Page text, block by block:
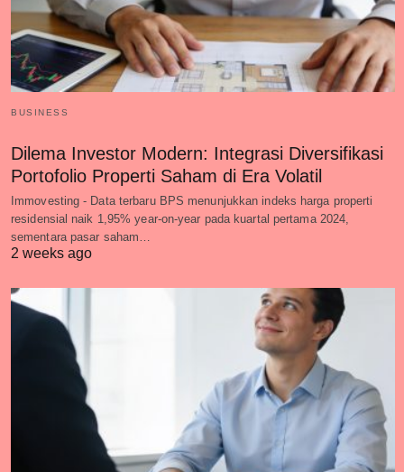
BUSINESS
Dilema Investor Modern: Integrasi Diversifikasi
Portofolio Properti Saham di Era Volatil
Immovesting - Data terbaru BPS menunjukkan indeks harga properti
residensial naik 1,95% year-on-year pada kuartal pertama 2024,
sementara pasar saham…
2 weeks ago